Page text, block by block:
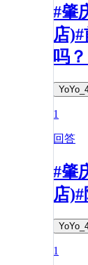
#肇
店
吗
1
回答
#肇
店
1